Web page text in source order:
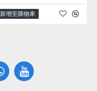
新增至購物車